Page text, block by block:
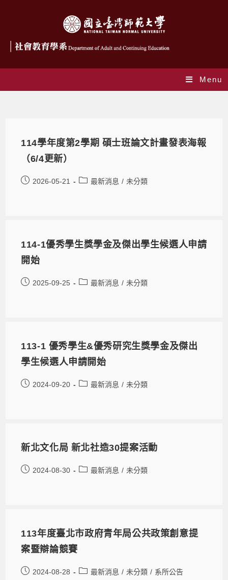
Menu
114學年度第2學期 碩士班論文計畫發表海報
（6/4更新）
2026-05-21 最新消息 / 未分類
114-1優秀學生獎學金及傑出學生候選人申請
開始
2025-09-25 最新消息 / 未分類
113-1 優秀學生&優秀研究生獎學金及傑出
學生候選人申請開始
2024-09-20 最新消息 / 未分類
新北文化局 新北社造30提案活動
2024-08-30 最新消息 / 未分類
113年度臺北市政府青年局公共政策創意提
案暨辯論競賽
2024-08-28 最新消息 / 未分類 / 系所公告